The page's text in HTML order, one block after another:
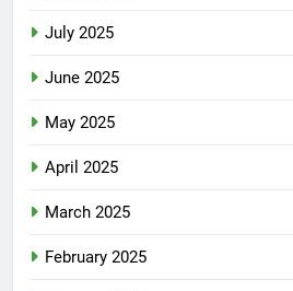
July 2025
June 2025
May 2025
April 2025
March 2025
February 2025